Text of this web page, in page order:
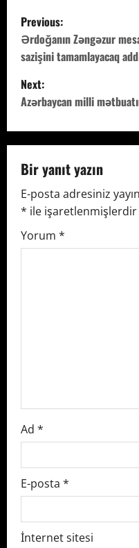
P
o
s
t
n
a
v
i
g
Previous:
Ərdoğanın Zəngəzur
sazişini tamamlayacaq
Next:
Azərbaycan milli
Bir yanıt yazın
E-posta adresiniz
* ile işaretlenmişlerdir
Yorum *
Ad *
E-posta *
İnternet sitesi